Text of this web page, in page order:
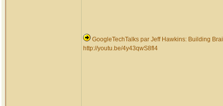
GoogleTechTalks par Jeff Hawkins: Building
http://youtu.be/4y43qwS8fl4